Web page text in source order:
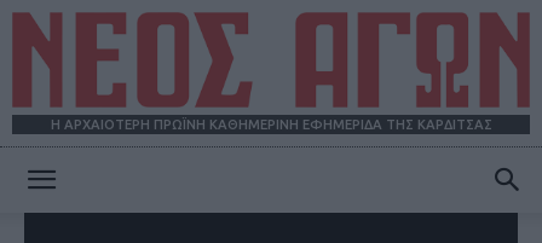
Η ΑΡΧΑΙΟΤΕΡΗ ΠΡΩΪΝΗ ΚΑΘΗΜΕΡΙΝΗ ΕΦΗΜΕΡΙΔΑ ΤΗΣ ΚΑΡΔΙΤΣΑΣ